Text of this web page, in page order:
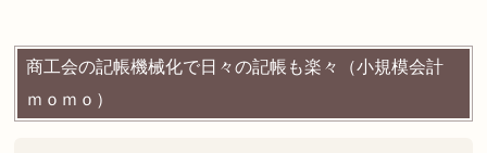
商工会の記帳機械化で日々の記帳も楽々（小規模会計
ｍｏｍｏ）